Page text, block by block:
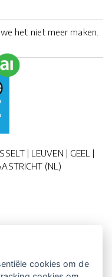
het niet meer maken.
| LEUVEN | GEEL |
(NL)
cookies om de